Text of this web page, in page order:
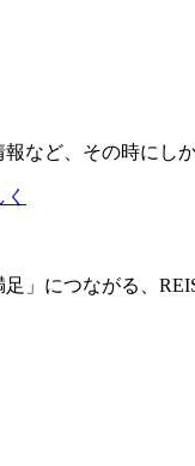
など、その時にし
足」につながる、